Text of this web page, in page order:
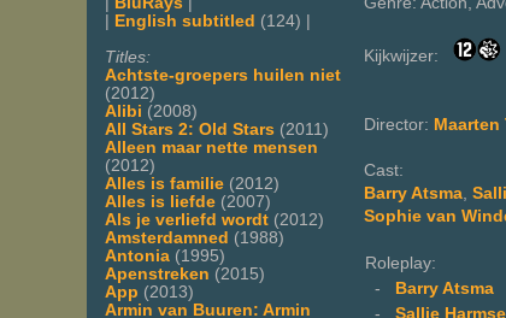
English subtitled (124) |
Titles:
Achtste-groepers huilen niet
(2012)
Alibi (2008)
All Stars 2: Old Stars (2011)
Alleen maar nette mensen
(2012)
Alles is familie (2012)
Alles is liefde (2007)
Als je verliefd wordt (2012)
Amsterdamned (1988)
Antonia (1995)
Apenstreken (2015)
App (2013)
Armin van Buuren: Armin
Kijkwijzer:
Director: Maarten
Cast:
Barry Atsma
Sophie van
Roleplay:
-
Barry Atsma
- Sallie